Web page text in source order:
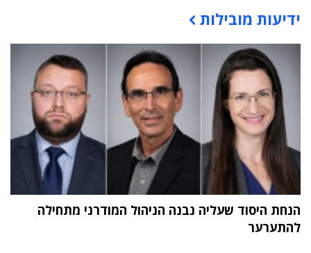
תוכן פרסומי
ידיעות מובילות
הנחת היסוד שעליה נבנה הניהול המודרני מתחילה
להתערער